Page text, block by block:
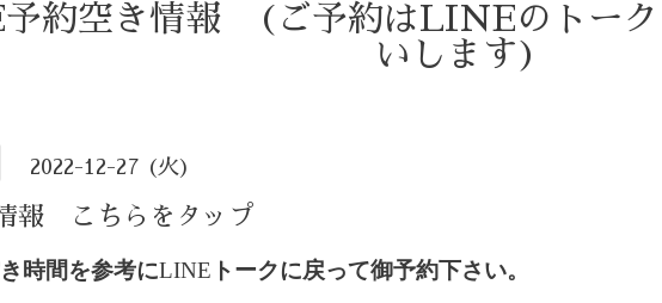
約空き情報 (ご予約はLINEのトーク
いします)
2022-12-27 (火)
報 こちらをタップ
時間を参考にLINE トークに戻って御予約下さい。